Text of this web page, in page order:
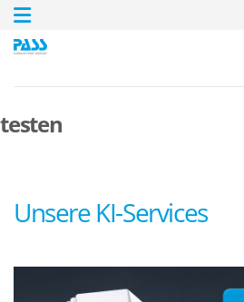
testen
Unsere KI-Services